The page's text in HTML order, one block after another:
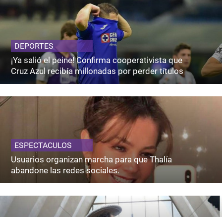
DEPORTES
¡Ya salió el peine! Confirma cooperativista que
Cruz Azul recibía millonadas por perder títulos
ESPECTACULOS
Usuarios organizan marcha para que Thalía
abandone las redes sociales.